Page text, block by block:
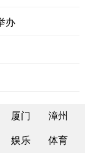
办
厦门 漳州
娱乐 体育